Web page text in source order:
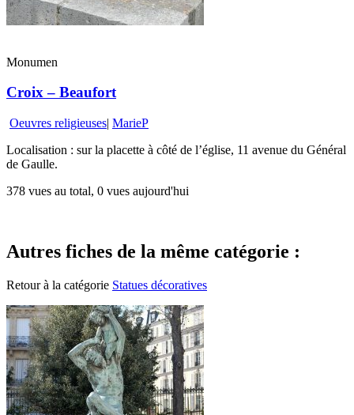
Monumen
Croix – Beaufort
Oeuvres religieuses| MarieP
Localisation : sur la placette à côté de l’église, 11 avenue du Général
de Gaulle.
378 vues au total, 0 vues aujourd'hui
Autres fiches de la même catégorie :
Retour à la catégorie Statues décoratives